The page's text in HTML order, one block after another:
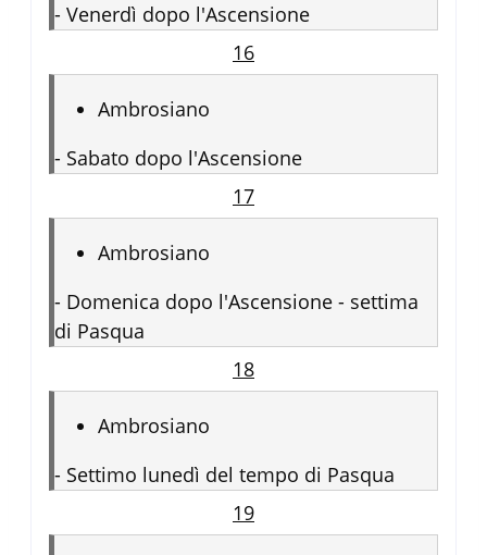
- Venerdì dopo l'Ascensione
16
Ambrosiano
- Sabato dopo l'Ascensione
17
Ambrosiano
- Domenica dopo l'Ascensione - settima
di Pasqua
18
Ambrosiano
- Settimo lunedì del tempo di Pasqua
19